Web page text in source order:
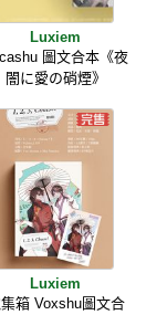
Luxiem
圖文合本《夜
闇に愛の硝煙》
Luxiem
箱 Voxshu圖文合